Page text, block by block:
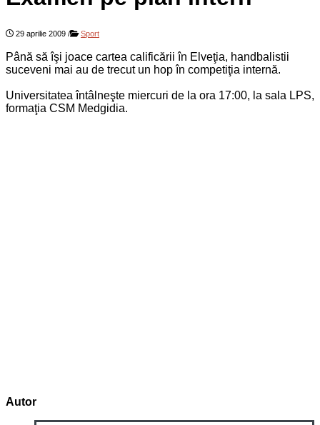
29 aprilie 2009 / Sport
Până să îşi joace cartea calificării în Elveţia, handbalistii
suceveni mai au de trecut un hop în competiţia internă.
Universitatea întâlneşte miercuri de la ora 17:00, la sala LPS,
formaţia CSM Medgidia.
Autor